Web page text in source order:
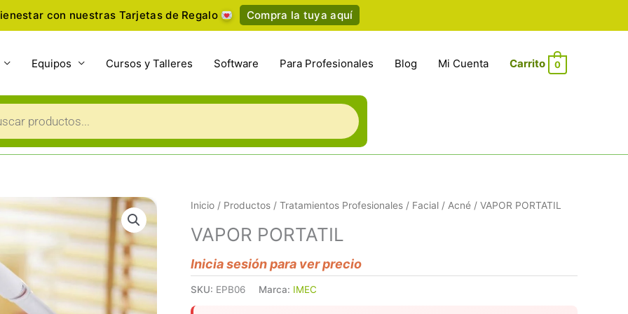
con nuestras Tarjetas de Regalo Compra la tuya aquí
Equipos Cursos y Talleres Software Para Profesionales Blog Mi Cuenta 0
Inicio / Productos / Tratamientos Profesionales / Facial / Acné / VAPOR PORTATIL
VAPOR PORTATIL
Inicia sesión para ver precio
SKU: EPB06 Marca: IMEC